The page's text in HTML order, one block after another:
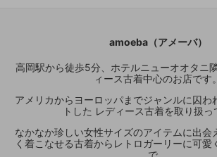
amoeba（アメーバ）
高岡駅から徒歩5分、ホテルニューオオタニ
ィース古着中心のお店です。
アメリカからヨーロッパまでジャンルに囚わ
トした レディース古着を取り扱っ
なかなか珍しい女性サイズのアイテムに出会
く着こなせる古着からレトロガーリーに可愛
で。